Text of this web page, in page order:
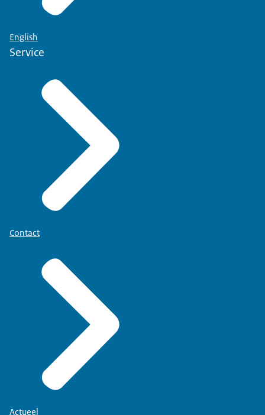
English
Service
Contact
Actueel